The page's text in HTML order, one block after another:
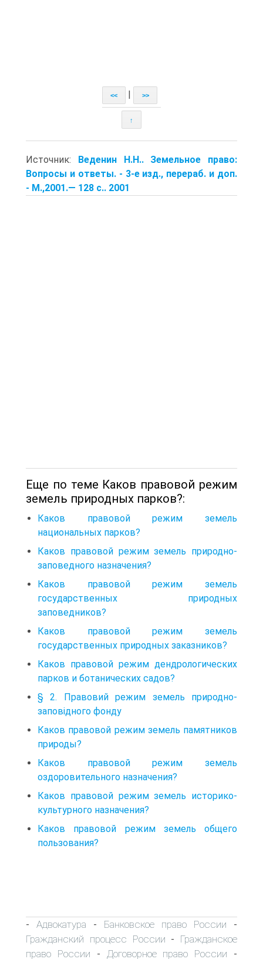
<< >>
↑
Источник: Веденин Н.Н.. Земельное право:
Вопросы и ответы. - 3-е изд., перераб. и доп.
- М.,2001.— 128 с.. 2001
Еще по теме Каков правовой режим
земель природных парков?:
Каков правовой режим земель
национальных парков?
Каков правовой режим земель природно-
заповедного назначения?
Каков правовой режим земель
государственных природных
заповедников?
Каков правовой режим земель
государственных природных заказников?
Каков правовой режим дендрологических
парков и ботанических садов?
§ 2. Правовий режим земель природно-
заповідного фонду
Каков правовой режим земель памятников
природы?
Каков правовой режим земель
оздоровительного назначения?
Каков правовой режим земель историко-
культурного назначения?
Каков правовой режим земель общего
пользования?
- Адвокатура - Банковское право России -
Гражданский процесс России - Гражданское
право России - Договорное право России -